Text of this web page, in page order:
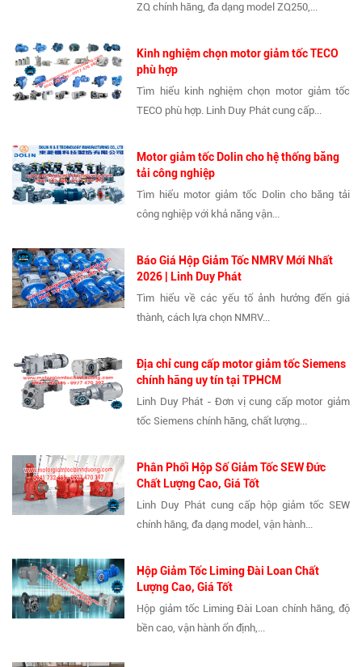
ZQ chính hãng, đa dạng model ZQ250,...
Kinh nghiệm chọn motor giảm tốc TECO
phù hợp
Tìm hiểu kinh nghiệm chọn motor giảm tốc
TECO phù hợp. Linh Duy Phát cung cấp...
Motor giảm tốc Dolin cho hệ thống băng
tải công nghiệp
Tìm hiểu motor giảm tốc Dolin cho băng tải
công nghiệp với khả năng vận...
Báo Giá Hộp Giảm Tốc NMRV Mới Nhất
2026 | Linh Duy Phát
Tìm hiểu về các yếu tố ảnh hưởng đến giá
thành, cách lựa chọn NMRV...
Địa chỉ cung cấp motor giảm tốc Siemens
chính hãng uy tín tại TPHCM
Linh Duy Phát - Đơn vị cung cấp motor giảm
tốc Siemens chính hãng, chất lượng...
Phân Phối Hộp Số Giảm Tốc SEW Đức
Chất Lượng Cao, Giá Tốt
Linh Duy Phát cung cấp hộp giảm tốc SEW
chính hãng, đa dạng model, vận hành...
Hộp Giảm Tốc Liming Đài Loan Chất
Lượng Cao, Giá Tốt
Hộp giảm tốc Liming Đài Loan chính hãng, độ
bền cao, vận hành ổn định,...